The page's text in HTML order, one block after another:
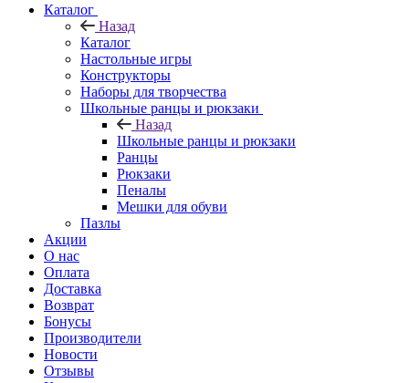
Каталог
Назад
Каталог
Настольные игры
Конструкторы
Наборы для творчества
Школьные ранцы и рюкзаки
Назад
Школьные ранцы и рюкзаки
Ранцы
Рюкзаки
Пеналы
Мешки для обуви
Пазлы
Акции
О нас
Оплата
Доставка
Возврат
Бонусы
Производители
Новости
Отзывы